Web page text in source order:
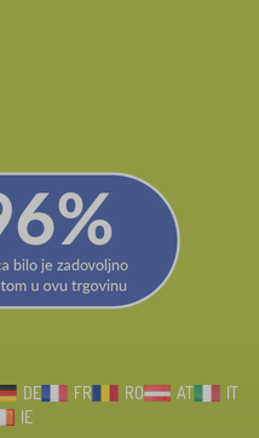
DE FR RO AT
IT
IE